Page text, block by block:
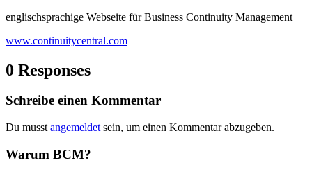
englischsprachige Webseite für Business Continuity Management
www.continuitycentral.com
0 Responses
Schreibe einen Kommentar
Du musst angemeldet sein, um einen Kommentar abzugeben.
Warum BCM?